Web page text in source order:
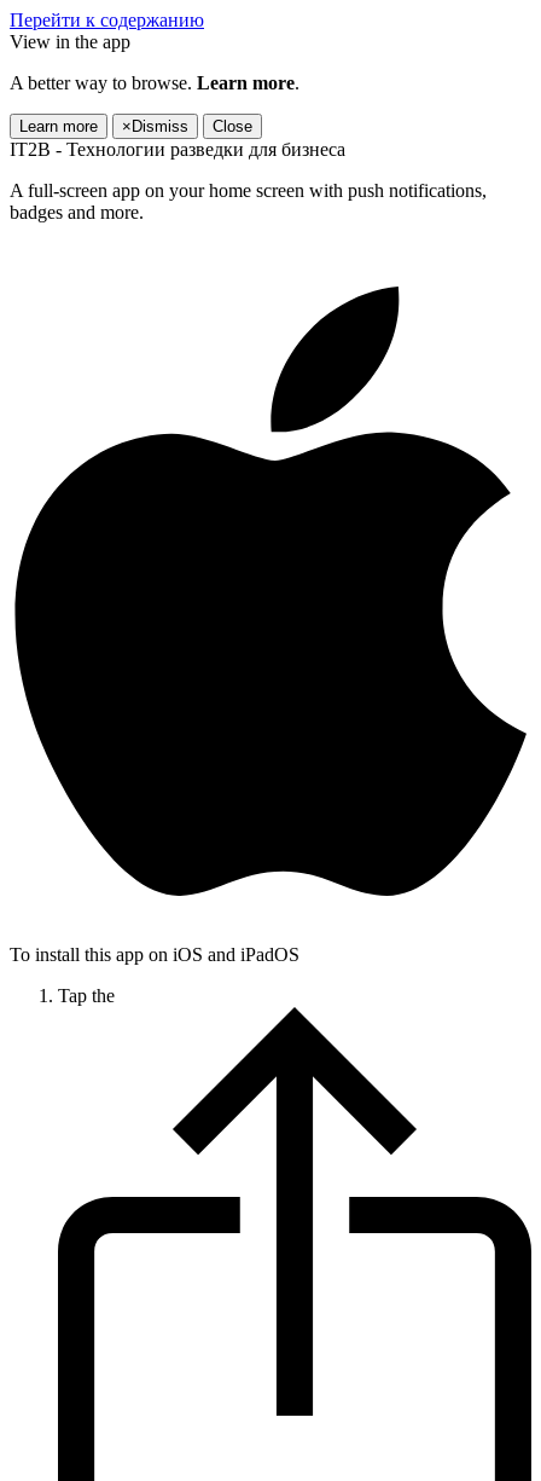
Перейти к содержанию
View in the app
A better way to browse. Learn more.
Learn more × Dismiss Close
IT2B - Технологии разведки для бизнеса
A full-screen app on your home screen with push notifications,
badges and more.
To install this app on iOS and iPadOS
Tap the